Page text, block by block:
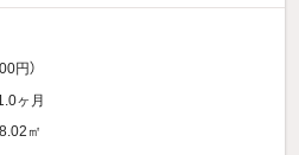
円）
ヶ月
㎡